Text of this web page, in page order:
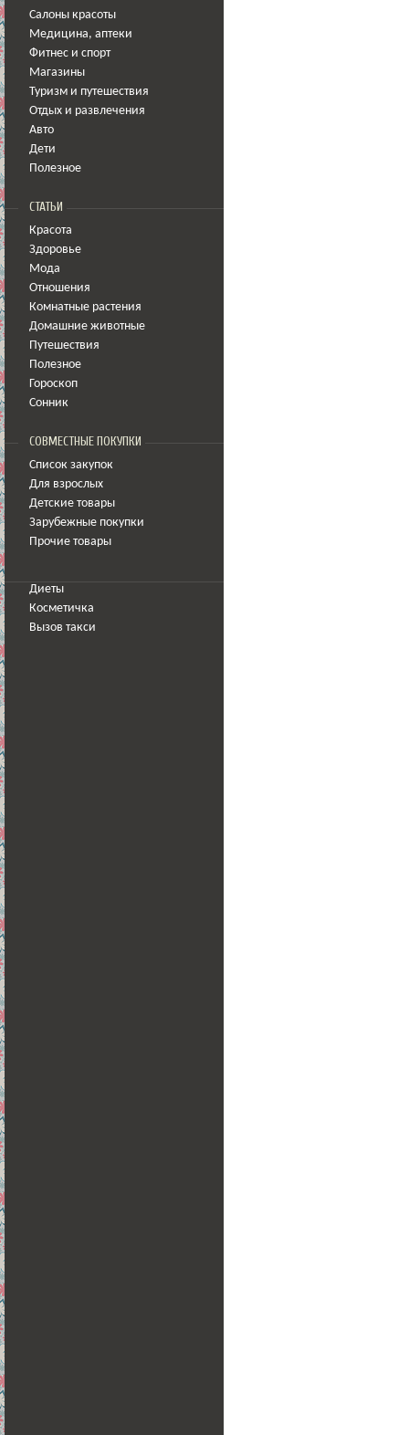
Салоны красоты
Медицина, аптеки
Фитнес и спорт
Магазины
Туризм и путешествия
Отдых и развлечения
Авто
Дети
Полезное
СТАТЬИ
Красота
Здоровье
Мода
Отношения
Комнатные растения
Домашние животные
Путешествия
Полезное
Гороскоп
Сонник
СОВМЕСТНЫЕ ПОКУПКИ
Список закупок
Для взрослых
Детские товары
Зарубежные покупки
Прочие товары
Диеты
Косметичка
Вызов такси